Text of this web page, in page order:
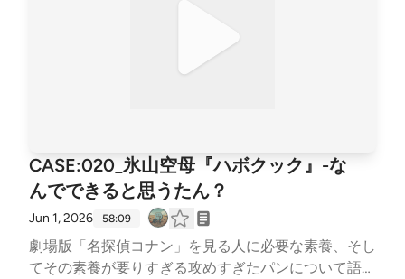
CASE:020_氷山空母『ハボクック』-な
んでできると思うたん？
Jun 1, 2026 58:09
劇場版「名探偵コナン」を見る人に必要な素養、そし
てその素養が要りすぎる攻めすぎたパンについて語っ